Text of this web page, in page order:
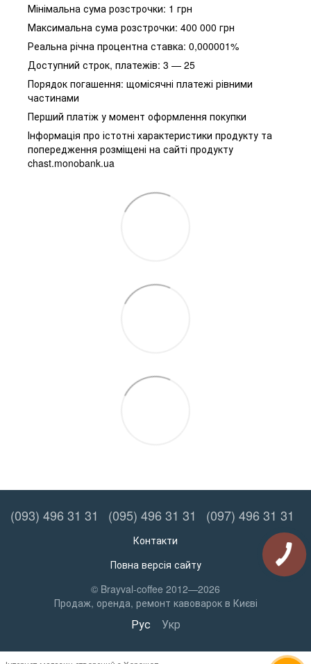
Мінімальна сума розстрочки: 1 грн
Максимальна сума розстрочки: 400 000 грн
Реальна річна процентна ставка: 0,000001%
Доступний строк, платежів: 3 — 25
Порядок погашення: щомісячні платежі рівними
частинами
Перший платіж у момент оформлення покупки
Інформація про істотні характеристики продукту та
попередження розміщені на сайті продукту
chast.monobank.ua
(093) 496 31 31 (095) 496 31 31 (097) 496 31 31
Контакти
Повна версія сайту
© Brayval-coffee 2012—2026
Продаж, оренда, ремонт кавоварок в Києві
Рус Укр